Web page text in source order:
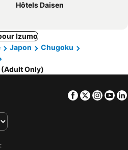
Hôtels Daisen
Izumo
Japon
Chugoku
Only)
Facebook
Twitter